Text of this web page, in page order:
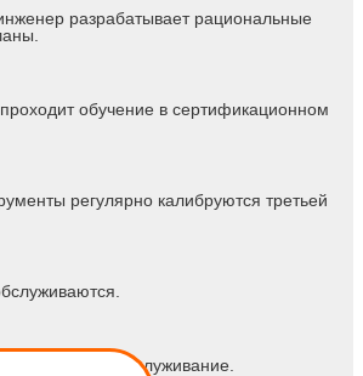
разрабатывает рациональные
обучение в сертификационном
регулярно калибруются третьей
обслуживание.